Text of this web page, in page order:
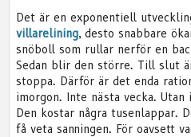
Det är en exponentiell
villarelining, desto snabbare
snöboll som rullar nerför en
Sedan blir den större. Till slut
stoppa. Därför är det enda
imorgon. Inte nästa vecka.
Den kostar några tusenlappar.
få veta sanningen. För oavsett